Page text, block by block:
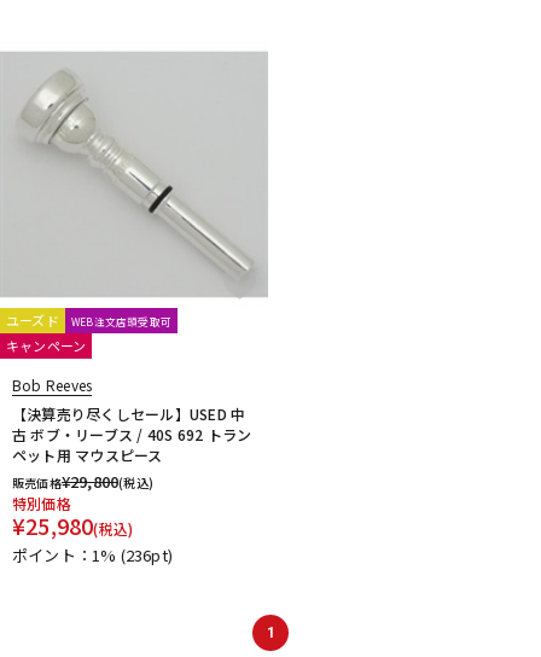
中古
ユーズド WEB注文店頭受取可
キャンペーン
Bob Reeves
【決算売り尽くしセール】USED 中
古 ボブ・リーブス / 40S 692 トラン
ペット用 マウスピース
販売価格¥29,800(税込)
特別価格
¥25,980(税込)
ポイント：1% (236pt)
1